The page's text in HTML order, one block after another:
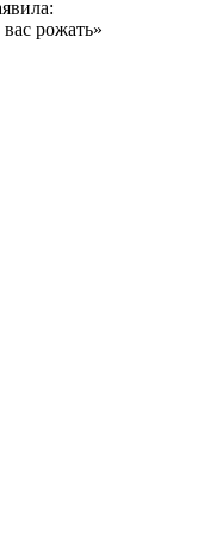
рожать»